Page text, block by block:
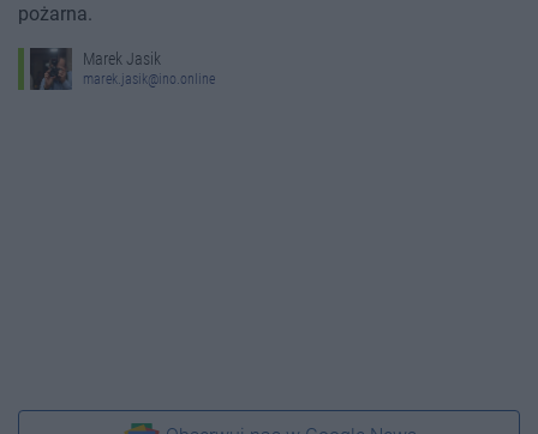
pożarna.
Marek Jasik
marek.jasik@ino.online